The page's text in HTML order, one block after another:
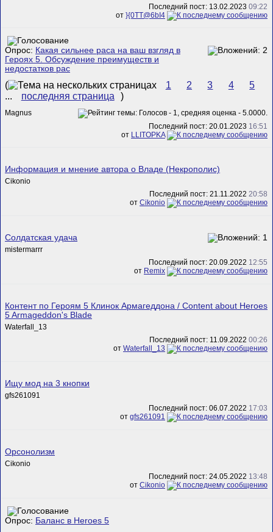
Последний пост: 13.02.2023 09:22
от }{0TT@6bI4
Опрос: Какая сильнее раса на ваш взгляд в
Героях 5. Обсуждение преимуществ и
недостатков рас
( 1 2 3 4
5
...
последняя страница )
Magnus
Последний пост: 20.01.2023 16:51
от LLITOPKA
Информация и мнение автора о Владе (Некрополис)
Cikonio
Последний пост: 21.11.2022 20:58
от Cikonio
Солдатская удача
mistermarrr
Последний пост: 20.09.2022 12:55
от Remix
Контент по Героям 5 Клинок Армагеддона / Content about Heroes
5 Armageddon's Blade
Waterfall_13
Последний пост: 11.09.2022 00:26
от Waterfall_13
Ищу мод на 3 кнопки
gfs261091
Последний пост: 06.07.2022 17:03
от gfs261091
Орсонолизм
Cikonio
Последний пост: 24.05.2022 13:48
от Cikonio
Опрос: Баланс в Heroes 5